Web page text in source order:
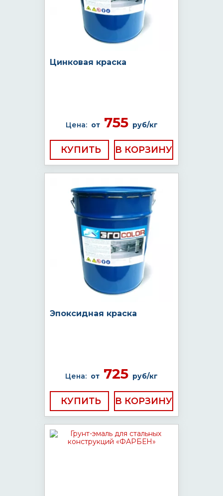
Цинковая краска
Цена: от755 руб/кг
КУПИТЬ
Эпоксидная краска
Цена: от 725 руб/кг
КУПИТЬ